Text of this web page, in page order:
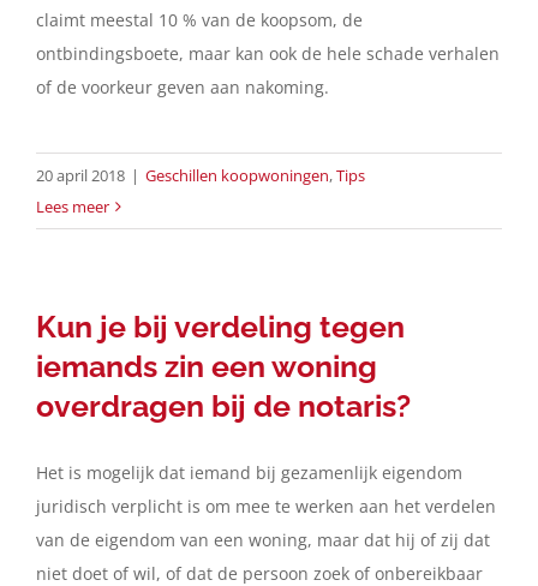
claimt meestal 10 % van de koopsom, de
ontbindingsboete, maar kan ook de hele schade verhalen
of de voorkeur geven aan nakoming.
20 april 2018 | Geschillen koopwoningen,Tips
Lees meer
Kun je bij verdeling tegen
iemands zin een woning
overdragen bij de notaris?
Het is mogelijk dat iemand bij gezamenlijk eigendom
juridisch verplicht is om mee te werken aan het verdelen
van de eigendom van een woning, maar dat hij of zij dat
niet doet of wil, of dat de persoon zoek of onbereikbaar